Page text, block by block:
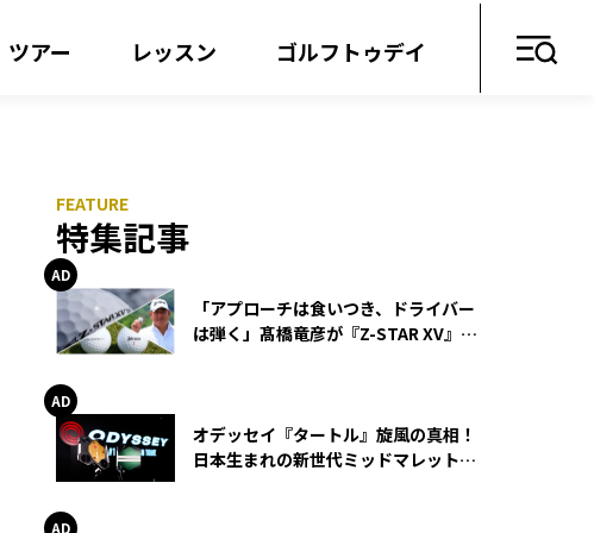
ツアー レッスン ゴルフトゥデイ
特集記事
「アプローチは食いつき、ドライバー
は弾く」髙橋竜彦が『Z-STAR XV』を
オデッセイ『タートル』旋風の真相！
日本生まれの新世代ミッドマレットが